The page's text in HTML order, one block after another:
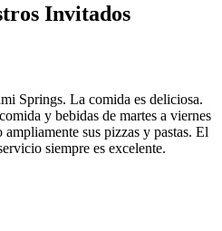
Invitados
Springs. La comida es deliciosa.
y bebidas de martes a viernes
sus pizzas y pastas. El
siempre es excelente.